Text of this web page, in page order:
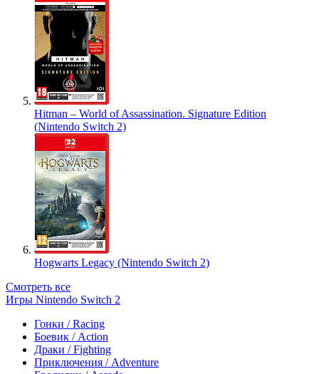
Hitman – World of Assassination. Signature Edition
(Nintendo Switch 2)
Hogwarts Legacy (Nintendo Switch 2)
Смотреть все
Игры Nintendo Switch 2
Гонки / Racing
Боевик / Action
Драки / Fighting
Приключения / Adventure